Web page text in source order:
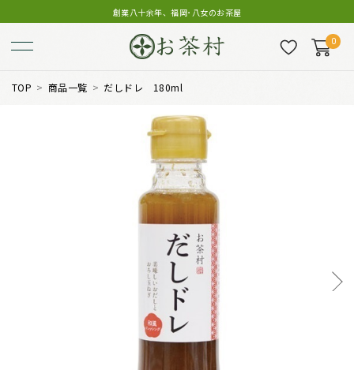
創業八十余年、福岡･八女のお茶屋
0
TOP 商品一覧 だしドレ 180ml